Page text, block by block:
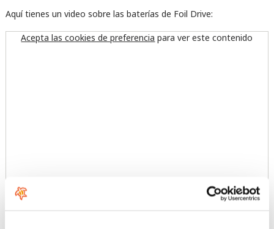
Aquí tienes un video sobre las baterías de Foil Drive:
Acepta las cookies de preferencia para ver este contenido
Y otro video para ver cómo funciona el kit en el agua. Te